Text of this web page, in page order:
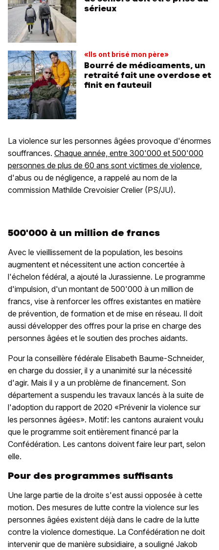
sérieux
«Ils ont brisé mon père»
Bourré de médicaments, un
retraité fait une overdose et
finit en fauteuil
La violence sur les personnes âgées provoque d'énormes
souffrances. Chaque année, entre 300'000 et 500'000
personnes de plus de 60 ans sont victimes de violence,
d'abus ou de négligence, a rappelé au nom de la
commission Mathilde Crevoisier Crelier (PS/JU).
500'000 à un million de francs
Avec le vieillissement de la population, les besoins
augmentent et nécessitent une action concertée à
l'échelon fédéral, a ajouté la Jurassienne. Le programme
d'impulsion, d'un montant de 500'000 à un million de
francs, vise à renforcer les offres existantes en matière
de prévention, de formation et de mise en réseau. Il doit
aussi développer des offres pour la prise en charge des
personnes âgées et le soutien des proches aidants.
Pour la conseillère fédérale Elisabeth Baume-Schneider,
en charge du dossier, il y a unanimité sur la nécessité
d'agir. Mais il y a un problème de financement. Son
département a suspendu les travaux lancés à la suite de
l'adoption du rapport de 2020 «Prévenir la violence sur
les personnes âgées». Motif: les cantons auraient voulu
que le programme soit entièrement financé par la
Confédération. Les cantons doivent faire leur part, selon
elle.
Pour des programmes suffisants
Une large partie de la droite s'est aussi opposée à cette
motion. Des mesures de lutte contre la violence sur les
personnes âgées existent déjà dans le cadre de la lutte
contre la violence domestique. La Confédération ne doit
intervenir que de manière subsidiaire, a souligné Jakob